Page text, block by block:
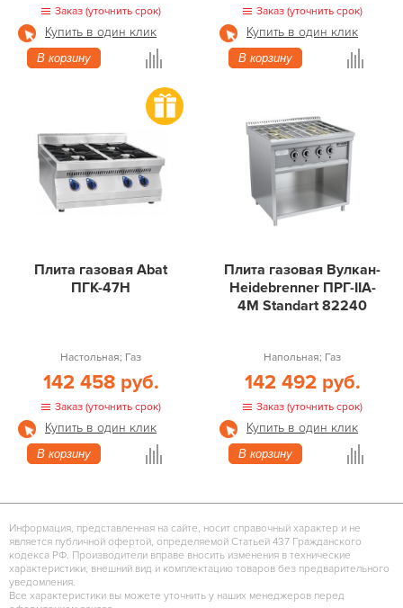
Заказ (уточнить срок)
Купить в один клик
В корзину
Заказ (уточнить срок)
Купить в один клик
В корзину
Плита газовая Abat
ПГК-47Н
Настольная; Газ
142 458 руб.
Заказ (уточнить срок)
Купить в один клик
В корзину
Плита газовая Вулкан-
Heidebrenner ПРГ-IIA-
4М Standart 82240
Напольная; Газ
142 492 руб.
Заказ (уточнить срок)
Купить в один клик
В корзину
Информация, представленная на сайте, носит справочный характер и не
является публичной офертой, определяемой Статьей 437 Гражданского
кодекса РФ. Производители вправе вносить изменения в технические
характеристики, внешний вид и комплектацию товаров без предварительного
уведомления.
Все характеристики вы можете уточнить у наших менеджеров перед